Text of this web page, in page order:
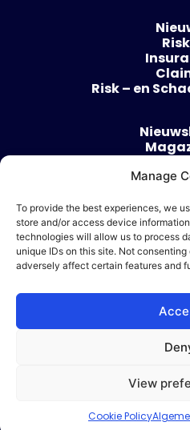
Manage
To provide the best experiences, we
store and/or access device
technologies will allow us to process
unique IDs on this site. Not
adversely affect certain features and
View
Cookie Policy
Risk – en
Algemene
Cookie
Ik wil
© 2026 Risk
| Design &